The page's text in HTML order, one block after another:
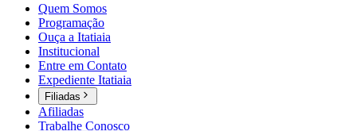
Quem Somos
Programação
Ouça a Itatiaia
Institucional
Entre em Contato
Expediente Itatiaia
Filiadas
Afiliadas
Trabalhe Conosco